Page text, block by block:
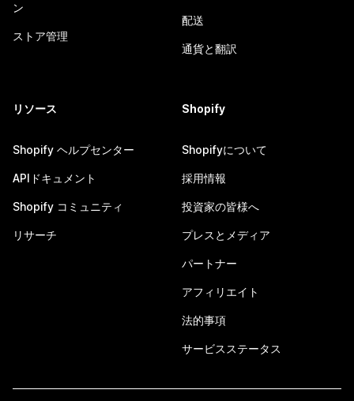
ン
ストア管理
配送
通貨と翻訳
リソース
Shopify ヘルプセンター
APIドキュメント
Shopify コミュニティ
リサーチ
Shopify
Shopifyについて
採用情報
投資家の皆様へ
プレスとメディア
パートナー
アフィリエイト
法的事項
サービスステータス